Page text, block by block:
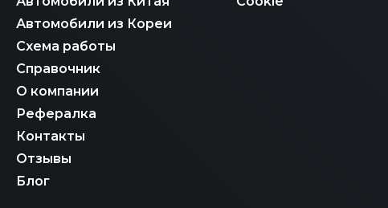
Автомобили из Кореи
Схема работы
Справочник
О компании
Рефералка
Контакты
Отзывы
Блог